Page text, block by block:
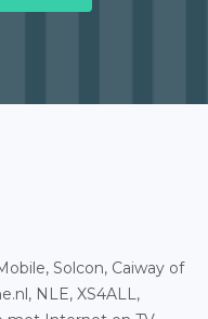
Solcon, Caiway of
NLE, XS4ALL,